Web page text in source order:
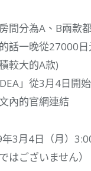
間分為A、B兩款
話一晚從27000
較大的A款)
」從3月4日
內的官網連結
3月4日（月）
はございません）